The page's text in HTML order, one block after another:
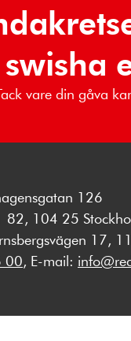
swisha
vare din gåva
126
82, 104 25
17,
00, E-mail: